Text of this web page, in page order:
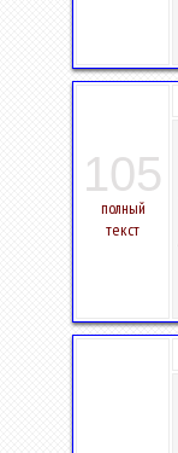
105
полный
текст